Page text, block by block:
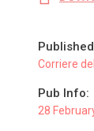
Corriere
Pub Info:
28